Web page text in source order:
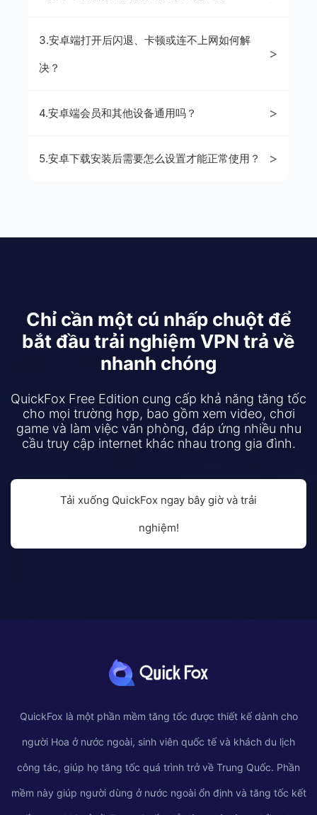
3.安卓端打开后闪退、卡顿或连不上网如何解
决？
>
4.安卓端会员和其他设备通用吗？ >
5.安卓下载安装后需要怎么设置才能正常使用？ >
Chỉ cần một cú nhấp chuột để
bắt đầu trải nghiệm VPN trả về
nhanh chóng
QuickFox Free Edition cung cấp khả năng tăng tốc
cho mọi trường hợp, bao gồm xem video, chơi
game và làm việc văn phòng, đáp ứng nhiều nhu
cầu truy cập internet khác nhau trong gia đình.
Tải xuống QuickFox ngay bây giờ và trải
nghiệm!
QuickFox là một phần mềm tăng tốc được thiết kế dành cho
người Hoa ở nước ngoài, sinh viên quốc tế và khách du lịch
công tác, giúp họ tăng tốc quá trình trở về Trung Quốc. Phần
mềm này giúp người dùng ở nước ngoài ổn định và tăng tốc kết